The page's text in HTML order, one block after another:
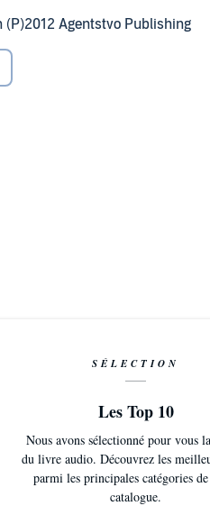
(P)2012 Agentstvo Publishing
SÉLECTION
Les Top 10
Nous avons sélectionné pour vous
du livre audio. Découvrez les
parmi les principales catégories
catalogue.